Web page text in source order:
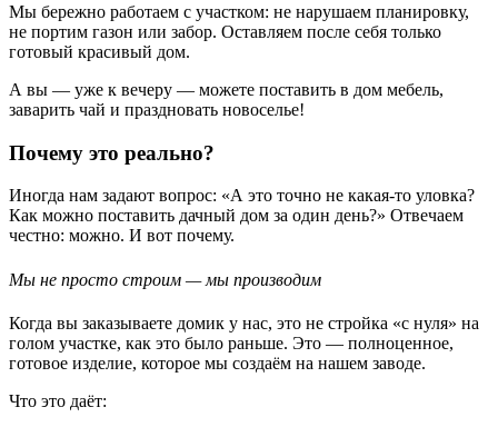
Мы бережно работаем с участком: не нарушаем планировку,
не портим газон или забор. Оставляем после себя только
готовый красивый дом.
А вы — уже к вечеру — можете поставить в дом мебель,
заварить чай и праздновать новоселье!
Почему это реально?
Иногда нам задают вопрос: «А это точно не какая-то уловка?
Как можно поставить дачный дом за один день?» Отвечаем
честно: можно. И вот почему.
Мы не просто строим — мы производим
Когда вы заказываете домик у нас, это не стройка «с нуля» на
голом участке, как это было раньше. Это — полноценное,
готовое изделие, которое мы создаём на нашем заводе.
Что это даёт: